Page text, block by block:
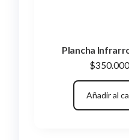
Plancha
$
Añadir al